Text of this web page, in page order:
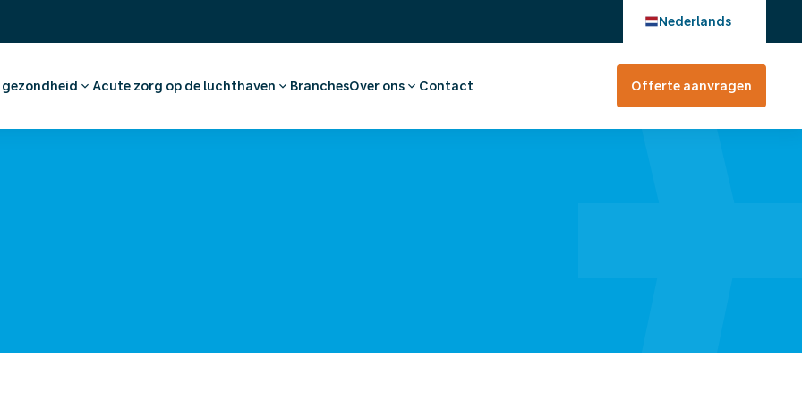
Nederlands
gezondheid
maken werknemer
medisch advies
Acute zorg op de luchthaven
Eerste Hulp en huisartsenzorg
BranchesOver ons
Ons verhaal
Contact Offerte aanvragen